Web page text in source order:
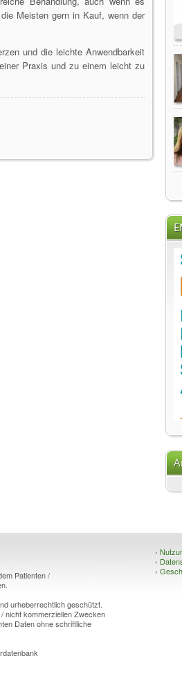
Meisten gern in Kauf, wenn der
und die leichte Anwendbarkeit
Praxis und zu einem leicht zu
Patienten /
urheberrechtlich geschützt.
nicht kommerziellen Zwecken
Daten ohne schriftliche
›
›
›